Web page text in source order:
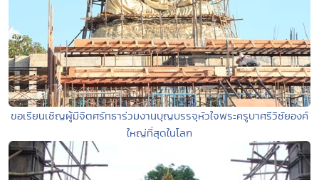
ขอเรียนเชิญผู้มีจิตศรัทธาร่วมงานบุญบรรจุหัวใจพระครูบาศรีวิชัยองค์
ใหญ่ที่สุดในโลก